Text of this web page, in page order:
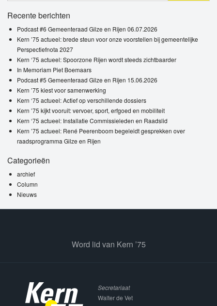
Recente berichten
Podcast #6 Gemeenteraad Gilze en Rijen 06.07.2026
Kern ’75 actueel: brede steun voor onze voorstellen bij gemeentelijke
Perspectiefnota 2027
Kern ‘75 actueel: Spoorzone Rijen wordt steeds zichtbaarder
In Memoriam Piet Boemaars
Podcast #5 Gemeenteraad Gilze en Rijen 15.06.2026
Kern ’75 kiest voor samenwerking
Kern ‘75 actueel: Actief op verschillende dossiers
Kern ’75 kijkt vooruit: vervoer, sport, erfgoed en mobiliteit
Kern ‘75 actueel: Installatie Commissieleden en Raadslid
Kern ’75 actueel: René Peerenboom begeleidt gesprekken over
raadsprogramma Gilze en Rijen
Categorieën
archief
Column
Nieuws
Word lid van Kern ’75
Secretariaat
Walter de Vet